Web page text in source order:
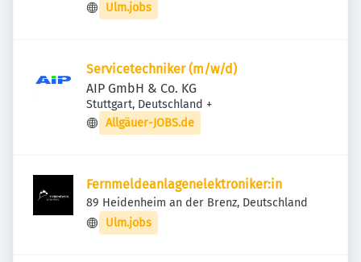
Ulm.jobs
Servicetechniker (m/w/d)
AIP GmbH & Co. KG
Stuttgart, Deutschland +
Allgäuer-JOBS.de
Fernmeldeanlagenelektroniker:in
89 Heidenheim an der Brenz, Deutschland
Ulm.jobs